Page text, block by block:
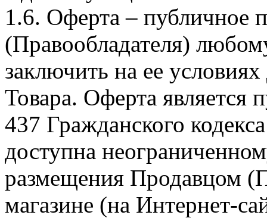
1.6. Оферта – публичное
(Правообладателя)
заключить на ее
Товара. Оферта является
437 Гражданского
доступна
размещения Продавцом
магазине (на Интернет-